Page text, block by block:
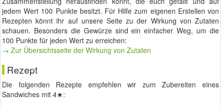
jedem Wert 100 Punkte besitzt. Für Hilfe zum eigenen Erstellen von
Rezepten könnt ihr auf unsere Seite zu der Wirkung von Zutaten
schauen. Besonders die Gewürze sind ein einfacher Weg, um die
100 Punkte für jeden Wert zu erreichen:
→ Zur Übersichtsseite der Wirkung von Zutaten
Rezept
Die folgenden Rezepte empfehlen wir zum Zubereiten eines
Sandwiches mit 4★: